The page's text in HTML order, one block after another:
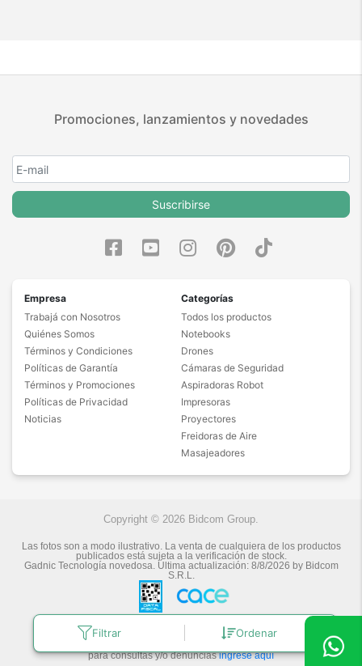
Filtrar Ordenar
Promociones, lanzamientos y novedades
Suscribirse
Empresa
Trabajá con Nosotros
Quiénes Somos
Términos y Condiciones
Políticas de Garantía
Términos y Promociones
Políticas de Privacidad
Noticias
Categorías
Todos los productos
Notebooks
Drones
Cámaras de Seguridad
Aspiradoras Robot
Impresoras
Proyectores
Freidoras de Aire
Masajeadores
Copyright © 2026 Bidcom Group.
Las fotos son a modo ilustrativo. La venta de cualquiera de los productos
publicados está sujeta a la verificación de stock.
Gadnic Tecnología novedosa.Última actualización: 8/8/2026 by Bidcom
S.R.L.
Botón de arrepentimiento
para consultas y/o denunciasingrese aquí